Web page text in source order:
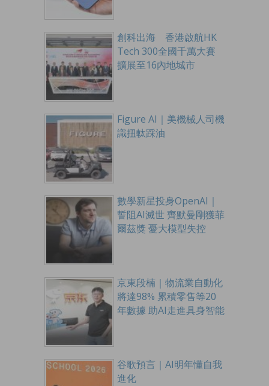
創科出海 香港啟航HK
Tech 300全國千萬大賽
擴展至16內地城市
Figure AI｜美機械人司機
識扭軚踩油
數學新星投身OpenAI｜
誓阻AI滅世 齊默曼剛獲菲
爾茲獎 憂大模型失控
京東段楠｜物流業自動化
將達98% 累積零售等20
年數據 助AI走進具身智能
谷歌預言｜AI明年懂自我
進化